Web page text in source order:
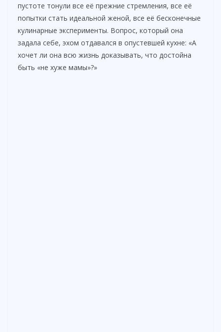
пустоте тонули все её прежние стремления, все её
попытки стать идеальной женой, все её бесконечные
кулинарные эксперименты. Вопрос, который она
задала себе, эхом отдавался в опустевшей кухне: «А
хочет ли она всю жизнь доказывать, что достойна
быть «не хуже мамы»?»